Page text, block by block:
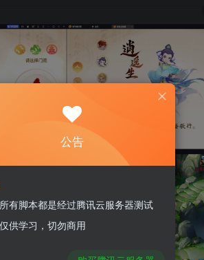
公告
有脚本都是经过腾讯云服务器测试
供学习，切勿商用